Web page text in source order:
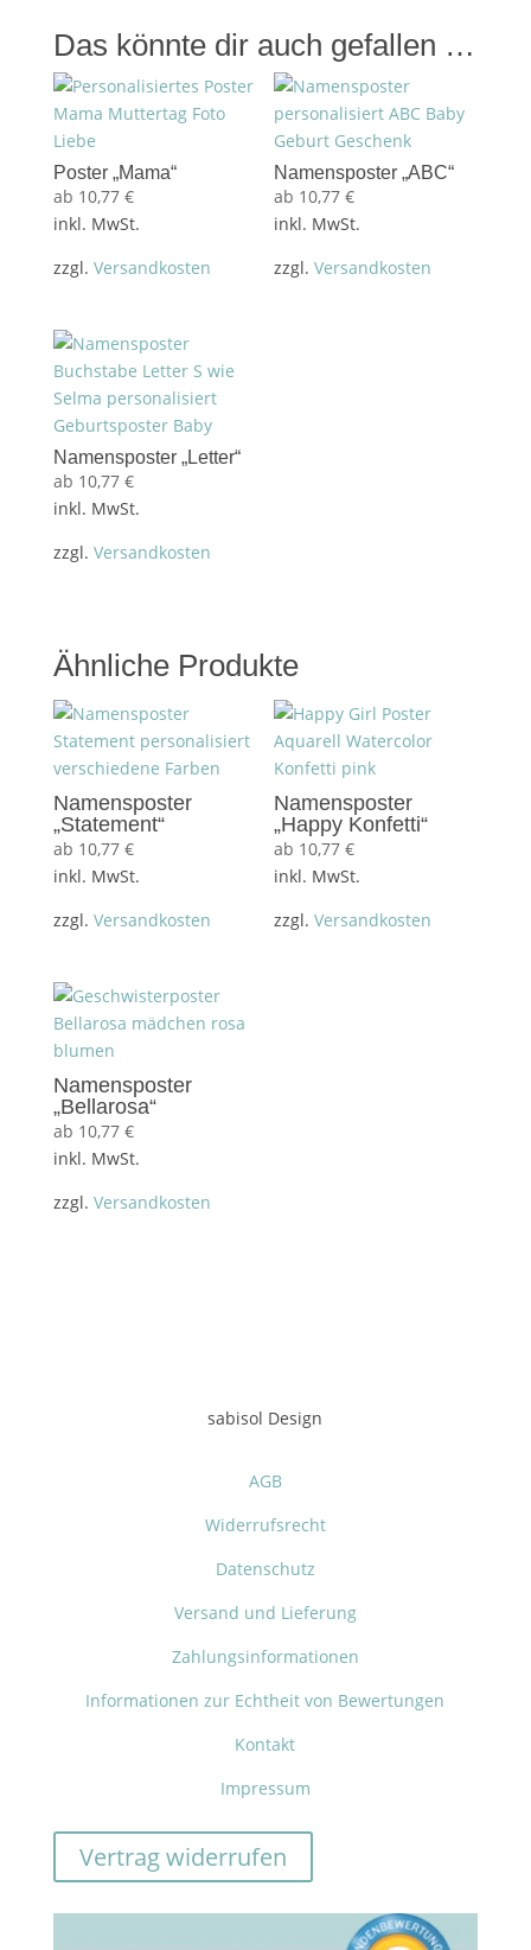
Das könnte dir auch gefallen …
Poster „Mama“
ab 10,77 €
inkl. MwSt.
zzgl. Versandkosten
Namensposter „ABC“
ab 10,77€
inkl. MwSt.
zzgl.Versandkosten
Namensposter „Letter“
ab 10,77 €
inkl. MwSt.
zzgl. Versandkosten
Ähnliche Produkte
Namensposter
„Statement“
ab 10,77 €
inkl. MwSt.
zzgl. Versandkosten
Namensposter
„Happy Konfetti“
ab 10,77€
inkl. MwSt.
zzgl.Versandkosten
Namensposter
„Bellarosa“
ab 10,77 €
inkl. MwSt.
zzgl. Versandkosten
sabisol Design
AGB
Widerrufsrecht
Datenschutz
Versand und Lieferung
Zahlungsinformationen
Informationen zur Echtheit von Bewertungen
Kontakt
Impressum
Vertrag widerrufen